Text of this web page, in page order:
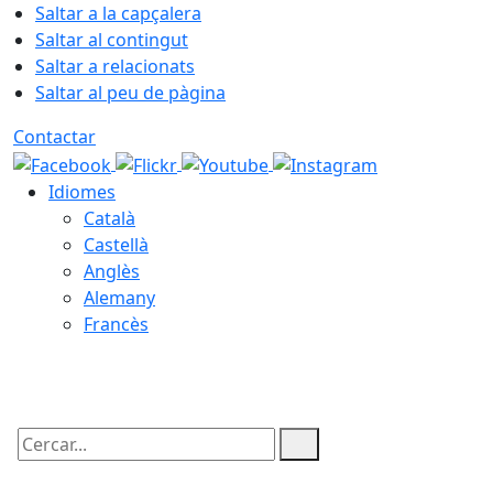
Saltar a la capçalera
Saltar al contingut
Saltar a relacionats
Saltar al peu de pàgina
Contactar
Idiomes
Català
Castellà
Anglès
Alemany
Francès
Cercar: